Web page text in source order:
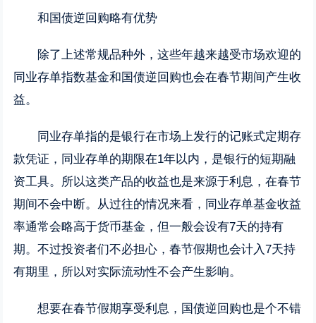
和国债逆回购略有优势
除了上述常规品种外，这些年越来越受市场欢迎的
同业存单指数基金和国债逆回购也会在春节期间产生收
益。
同业存单指的是银行在市场上发行的记账式定期存
款凭证，同业存单的期限在1年以内，是银行的短期融
资工具。所以这类产品的收益也是来源于利息，在春节
期间不会中断。从过往的情况来看，同业存单基金收益
率通常会略高于货币基金，但一般会设有7天的持有
期。不过投资者们不必担心，春节假期也会计入7天持
有期里，所以对实际流动性不会产生影响。
想要在春节假期享受利息，国债逆回购也是个不错